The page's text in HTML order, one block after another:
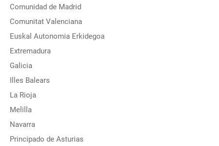
Comunidad de Madrid
Comunitat Valenciana
Euskal Autonomia Erkidegoa
Extremadura
Galicia
Illes Balears
La Rioja
Melilla
Navarra
Principado de Asturias